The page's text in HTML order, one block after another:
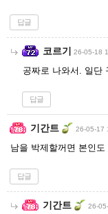
답글
코르기 26-05-18
공짜로 나와서. 일단
답글
기간트 26-05-17
남을 박제할꺼면 본인
답글
기간트 26-